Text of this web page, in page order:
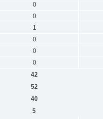
0
0
1
0
0
0
42
52
40
5